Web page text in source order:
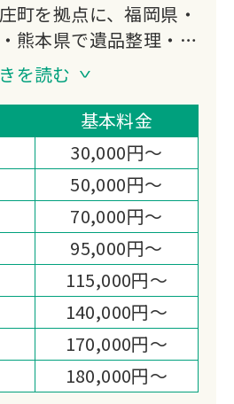
町を拠点に、福岡県・
熊本県で遺品整理・生
に対応しています。
を持つスタッフがデジ
お焚き上げ・遺品供養
一般廃棄物業者との提
を備えた体制が選ばれ
を読む
基本料金
30,000円～
50,000円～
70,000円～
95,000円～
115,000円～
140,000円～
170,000円～
180,000円～